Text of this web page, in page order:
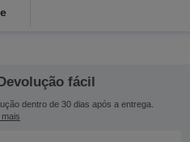
fácil
dentro de 30 dias após a entrega.